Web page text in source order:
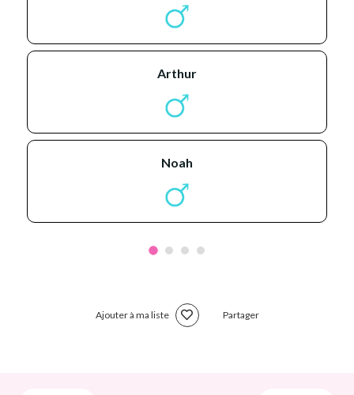
arthur
noah
Ajouter à ma liste Partager